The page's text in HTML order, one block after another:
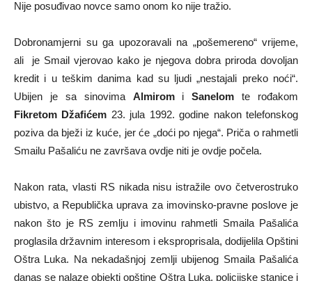
Nije posuđivao novce samo onom ko nije tražio.
Dobronamjerni su ga upozoravali na „pošemereno“ vrijeme,
ali je Smail vjerovao kako je njegova dobra priroda dovoljan
kredit i u teškim danima kad su ljudi „nestajali preko noći“.
Ubijen je sa sinovima AlmiromiSanelom te rođakom
Fikretom Džafićem 23. jula 1992. godine nakon telefonskog
poziva da bježi iz kuće, jer će „doći po njega“. Priča o rahmetli
Smailu Pašaliću ne završava ovdje niti je ovdje počela.
Nakon rata, vlasti RS nikada nisu istražile ovo četverostruko
ubistvo, a Republička uprava za imovinsko-pravne poslove je
nakon što je RS zemlju i imovinu rahmetli Smaila Pašalića
proglasila državnim interesom i eksproprisala, dodijelila Opštini
Oštra Luka. Na nekadašnjoj zemlji ubijenog Smaila Pašalića
danas se nalaze objekti opštine Oštra Luka, policijske stanice i